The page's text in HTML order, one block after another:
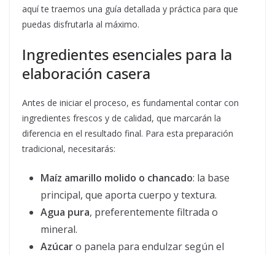
aquí te traemos una guía detallada y práctica para que
puedas disfrutarla al máximo.
Ingredientes esenciales para la
elaboración casera
Antes de iniciar el proceso, es fundamental contar con
ingredientes frescos y de calidad, que marcarán la
diferencia en el resultado final. Para esta preparación
tradicional, necesitarás:
Maíz amarillo molido o chancado: la base
principal, que aporta cuerpo y textura.
Agua pura, preferentemente filtrada o
mineral.
Azúcaro panela para endulzar según el